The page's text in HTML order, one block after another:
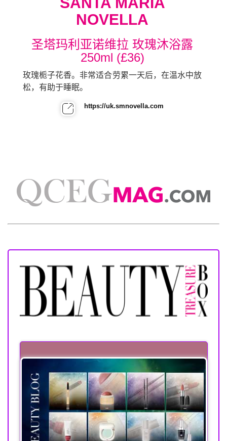
NOVELLA
圣塔玛利亚诺维拉 玫瑰沐浴露
250ml (£36)
玫瑰栀子花香。非常适合劳累一天后，在温水中放
松，有助于睡眠。
https://uk.smnovella.com